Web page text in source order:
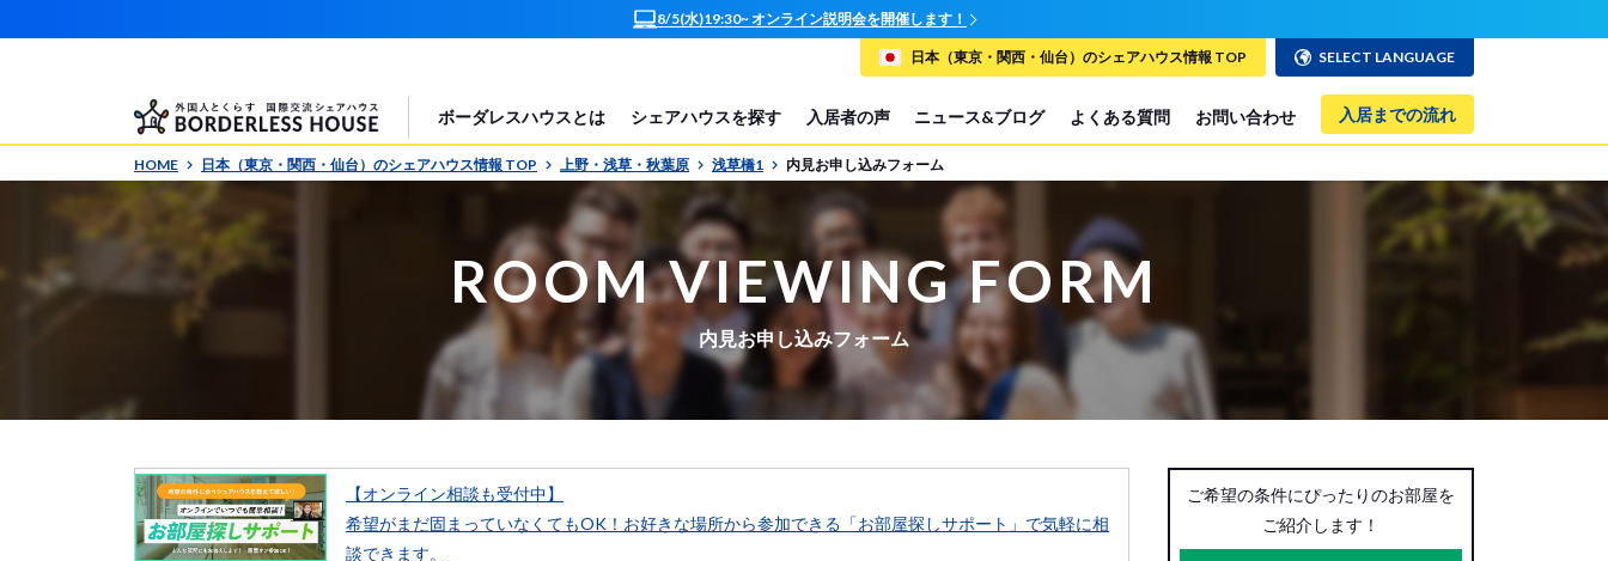
8/5(水)19:30~ オンライン説明会を開催します！
ボーダレスハウスとは シェアハウスを探す 入居者の声 ニュース&ブログ よくある質問 お問い合わせ 入居までの流れ
日本（東京・関西・仙台）のシェアハウス情報 TOP SELECT LANGUAGE
HOME 日本（東京・関西・仙台）のシェアハウス情報 TOP 上野・浅草・秋葉原 浅草橋1 内見お申し込みフォーム
ROOM VIEWING FORM
内見お申し込みフォーム
【オンライン相談も受付中】
希望がまだ固まっていなくてもOK！お好きな場所から参加できる「お部屋探しサポート」で気軽に相
談できます。
ご希望の条件にぴったりのお部屋を
ご紹介します！